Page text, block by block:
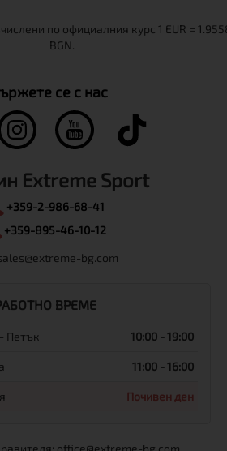
се с нас
Extreme Sport
+359-2-986-68-41
+359-895-46-10-12
bg.com
ВРЕМЕ
Петък 10:00 - 19:00
11:00 - 16:00
Почивен ден
office@extreme-bg.com